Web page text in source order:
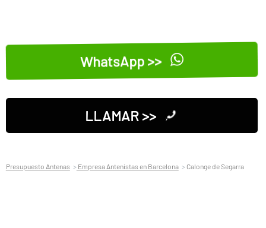
WhatsApp >>
LLAMAR >>
Presupuesto Antenas Empresa Antenistas en Barcelona Calonge de Segarra